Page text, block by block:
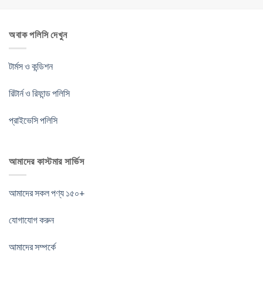
অবাক পলিসি দেখুন
টার্মস ও কন্ডিশন
রিটার্ন ও রিফান্ড পলিসি
প্রাইভেসি পলিসি
আমাদের কাস্টমার সার্ভিস
আমাদের সকল পণ্য ১৫০+
যোগাযোগ করুন
আমাদের সম্পর্কে